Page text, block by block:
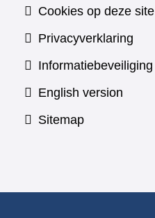
Cookies op deze site
Privacyverklaring
Informatiebeveiliging
English version
Sitemap